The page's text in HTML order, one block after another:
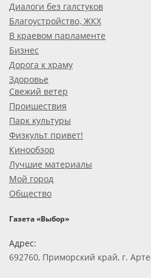
Диалоги без галстуков
Благоустройство, ЖКХ
В краевом парламенте
Бизнес
Дорога к храму
Здоровье
Свежий ветер
Проишествия
Парк культуры
Физкульт привет!
Кинообзор
Лучшие материалы
Мой город
Общество
Газета «Выбор»
Адрес:
692760, Приморский край, г.